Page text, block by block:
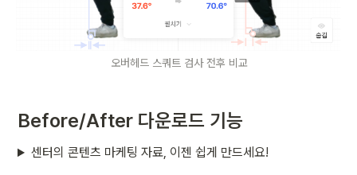
오버헤드 스쿼트 검사 전후 비교
Before/After 다운로드 기능
센터의 콘텐츠 마케팅 자료, 이젠 쉽게 만드세요!